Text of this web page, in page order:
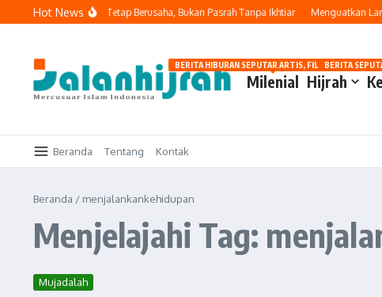
Lewati ke konten
Hot News
Benar Tawakal: Tetap Berusaha, Bukan Pasrah Tanpa Ikhtiar Menguatkan
Milenial
BERITA HIBURAN SEPUTAR ARTIS, FILM, DAN GOSIP
Hijrah
BERITA
Beranda Tentang Kontak
Beranda / menjalankankehidupan
Menjelajahi Tag:
Mujadalah